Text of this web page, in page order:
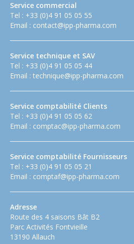
Service commercial
Tel : +33 (0)4 91 05 05 55
Email : contact@ipp-pharma.com
Service technique et SAV
Tel : +33 (0)4 91 05 05 44
Email : technique@ipp-pharma.com
Service comptabilité Clients
Tel : +33 (0)4 91 05 05 62
Email : comptac@ipp-pharma.com
Service comptabilité Fournisseurs
Tel : +33 (0)4 91 05 05 21
Email : comptaf@ipp-pharma.com
Adresse
Route des 4 saisons Bât B2
Parc Activités Fontvieille
13190 Allauch